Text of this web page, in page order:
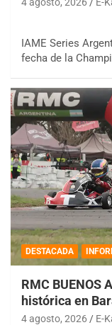
IAME Series
fecha de la
DESTACADA
RMC BUENOS
histórica en
4 agosto, 2026 E-